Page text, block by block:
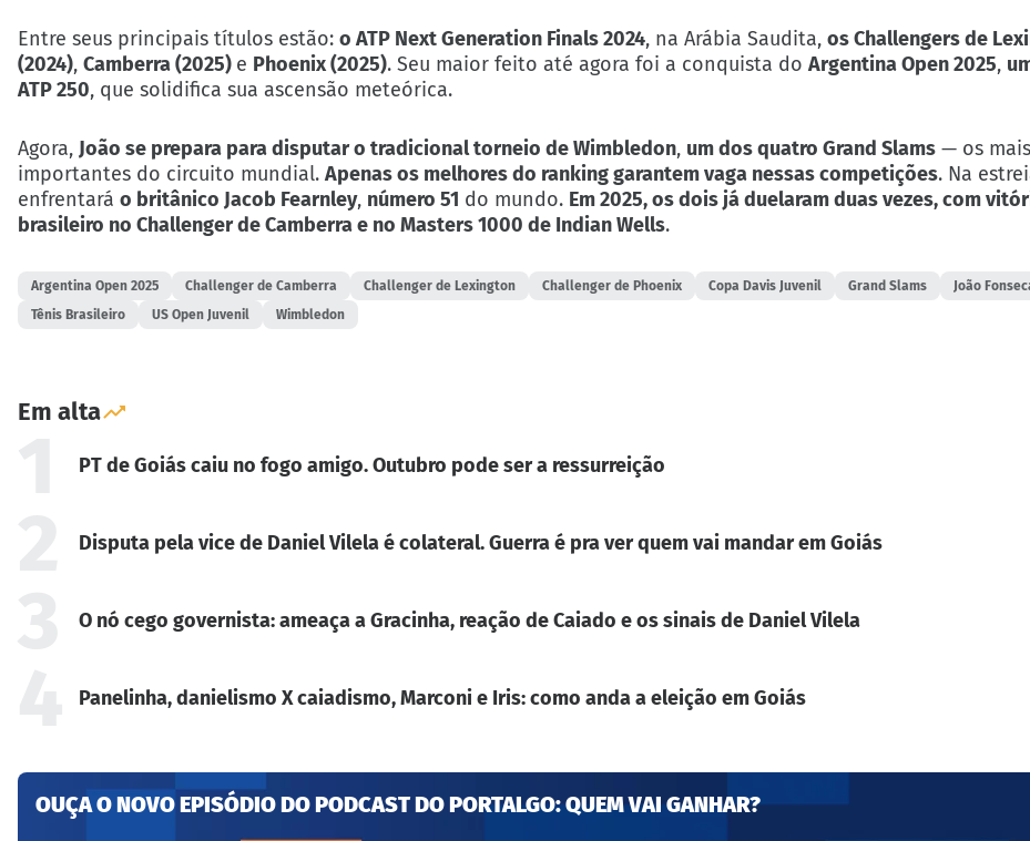
Entre seus principais títulos estão: o ATP Next Generation Finals 2024, na Arábia Saudita, osChallengers de
(2024), Camberra (2025) e Phoenix(2025). Seu maior feito até agora foi a conquista do Argentina Open 2025,
ATP 250, que solidifica sua ascensão meteórica.
Agora, João se prepara para disputar o tradicional torneio de Wimbledon, um dos quatro Grand Slams — os mais
importantes do circuito mundial. Apenas os melhores do ranking garantem vaga nessas competições. Na
enfrentará o britânico Jacob Fearnley, número 51 do mundo. Em 2025, os dois já duelaram duas vezes, com
brasileiro no Challenger de Camberra e no Masters 1000 de Indian Wells.
Argentina Open 2025 Challenger de Camberra Challenger de Lexington Challenger de Phoenix Copa Davis Juvenil Grand Slams
João
Tênis Brasileiro
US Open Juvenil Wimbledon
Em alta
PT de Goiás caiu no fogo amigo. Outubro pode ser a ressurreição
Disputa pela vice de Daniel Vilela é colateral. Guerra é pra ver quem vai mandar em Goiás
O nó cego governista: ameaça a Gracinha, reação de Caiado e os sinais de Daniel Vilela
Panelinha, danielismo X caiadismo, Marconi e Iris: como anda a eleição em Goiás
OUÇA O NOVO EPISÓDIO DO PODCAST DO PORTALGO: QUEM VAI GANHAR?